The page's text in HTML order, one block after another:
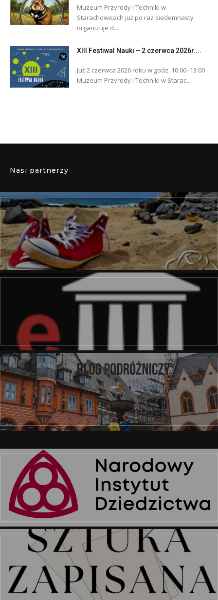
Muzeum Przyrody i Techniki w
Starachowicach już po raz siedemnasty
organizuje d...
XIII Festiwal Nauki – 2 czerwca 2026r....
Już 2 czerwca 2026 roku w godz. 10:00–13:00
Muzeum Przyrody i Techniki w Starac...
Nasi partnerzy